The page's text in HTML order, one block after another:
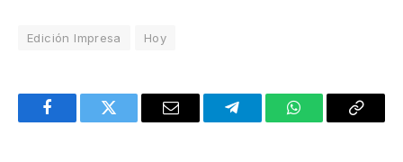
Edición Impresa Hoy
FacebookTwitter Email TelegramWhatsAppCopy